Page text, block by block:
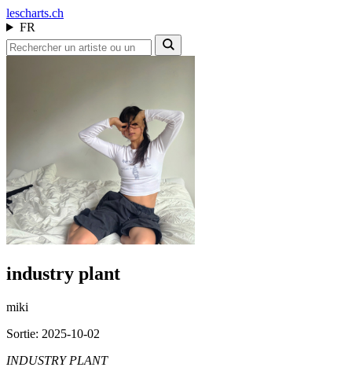
lescharts.ch
FR
industry plant
miki
Sortie: 2025-10-02
INDUSTRY PLANT